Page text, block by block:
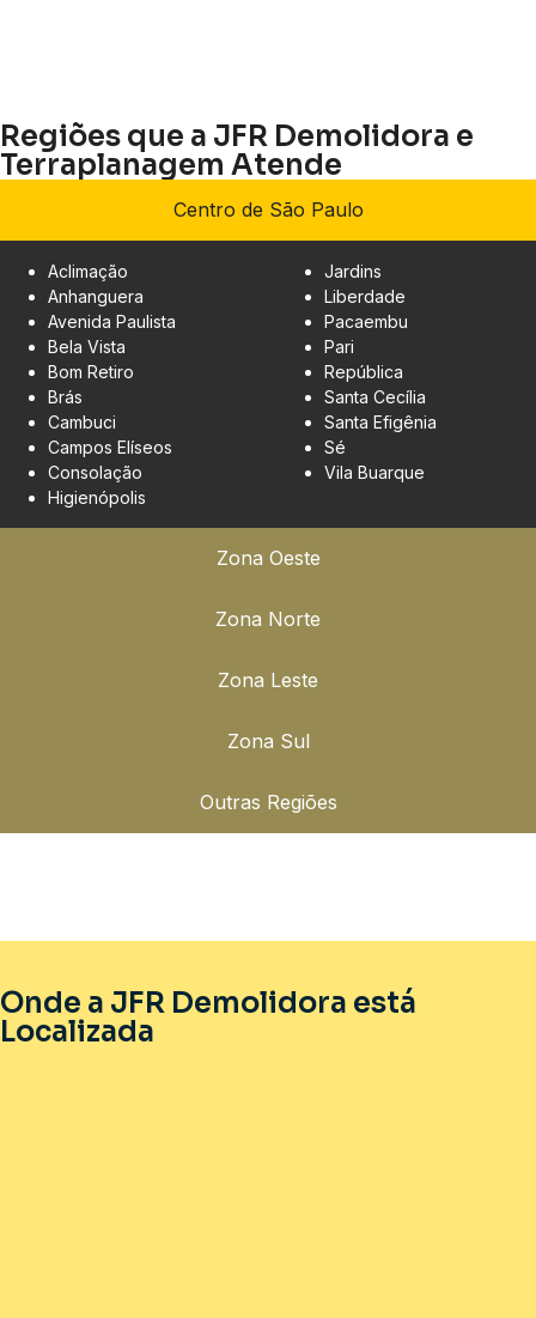
Regiões que a JFR Demolidora e
Terraplanagem Atende
Centro de São Paulo
Zona Oeste
Zona Norte
Zona Leste
Zona Sul
Outras Regiões
Aclimação
Anhanguera
Avenida Paulista
Bela Vista
Bom Retiro
Brás
Cambuci
Campos Elíseos
Consolação
Higienópolis
Jardins
Liberdade
Pacaembu
Pari
República
Santa Cecília
Santa Efigênia
Sé
Vila Buarque
Onde a JFR Demolidora está
Localizada